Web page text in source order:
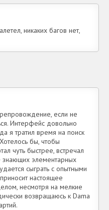
никаких багов нет,
если не
Интерфейс довольно
я тратил время на поиск
бы, чтобы
чуть быстрее, встречал
знающих элементарных
сыграть с опытными
настоящее
несмотря на мелкие
возвращаюсь к Dama